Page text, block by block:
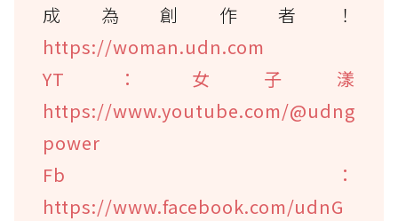
成為創作者！
https://woman.udn.com
YT：女子漾
https://www.youtube.com/@udng
power
Fb：
https://www.facebook.com/udnG